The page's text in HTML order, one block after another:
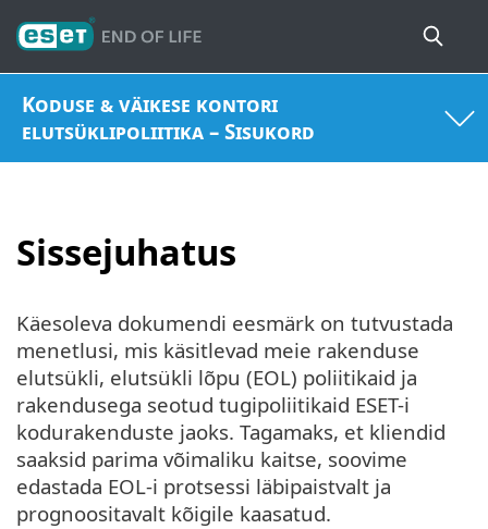
Koduse & väikese kontori
elutsüklipoliitika – Sisukord
Sissejuhatus
Käesoleva dokumendi eesmärk on tutvustada
menetlusi, mis käsitlevad meie rakenduse
elutsükli, elutsükli lõpu (EOL) poliitikaid ja
rakendusega seotud tugipoliitikaid ESET-i
kodurakenduste jaoks. Tagamaks, et kliendid
saaksid parima võimaliku kaitse, soovime
edastada EOL-i protsessi läbipaistvalt ja
prognoositavalt kõigile kaasatud.